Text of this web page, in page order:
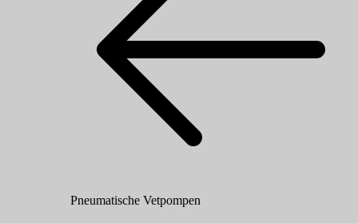
Pneumatische Vetpompen